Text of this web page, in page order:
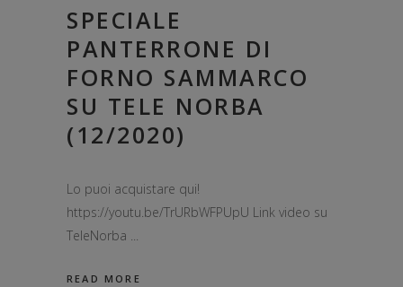
SPECIALE
PANTERRONE DI
FORNO SAMMARCO
SU TELE NORBA
(12/2020)
Lo puoi acquistare qui!
https://youtu.be/TrURbWFPUpU Link video su
TeleNorba
READ MORE